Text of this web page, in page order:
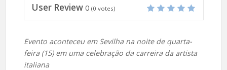
User Review 0 (0 votes)
Evento aconteceu em Sevilha na noite de quarta-
feira (15) em uma celebração da carreira da artista
italiana